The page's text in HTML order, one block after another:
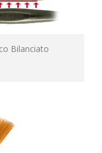
Bilanciato